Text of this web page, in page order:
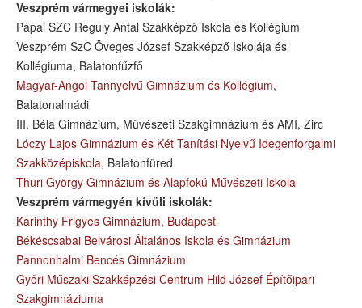
Veszprém vármegyei iskolák:
Pápai SZC Reguly Antal Szakképző Iskola és Kollégium
Veszprém SzC Öveges József Szakképző Iskolája és
Kollégiuma, Balatonfűzfő
Magyar-Angol Tannyelvű Gimnázium és Kollégium,
Balatonalmádi
III. Béla Gimnázium, Művészeti Szakgimnázium és AMI, Zirc
Lóczy Lajos Gimnázium és Két Tanítási Nyelvű Idegenforgalmi
Szakközépiskola, Balatonfüred
Thuri György Gimnázium és Alapfokú Művészeti Iskola
Veszprém vármegyén kívüli iskolák:
Karinthy Frigyes Gimnázium, Budapest
Békéscsabai Belvárosi Általános Iskola és Gimnázium
Pannonhalmi Bencés Gimnázium
Győri Műszaki Szakképzési Centrum Hild József Építőipari
Szakgimnáziuma